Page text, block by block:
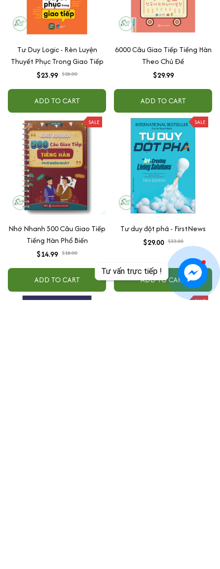
Tư vấn trực tiếp !
Tư Duy Logic - Rèn Luyện
Thuyết Phục Trong Giao Tiếp
$23.99 $26.00
ADD TO CART
6000 Câu Giao Tiếp Tiếng Hàn
Theo Chủ Đề
$29.99
ADD TO CART
SALE
Nhớ Nhanh 500 Câu Giao Tiếp
Tiếng Hàn Phổ Biến
$14.99 $18.00
ADD TO CART
SALE
Tư duy đột phá - FirstNews
$29.00 $33.00
ADD TO CART
SALE